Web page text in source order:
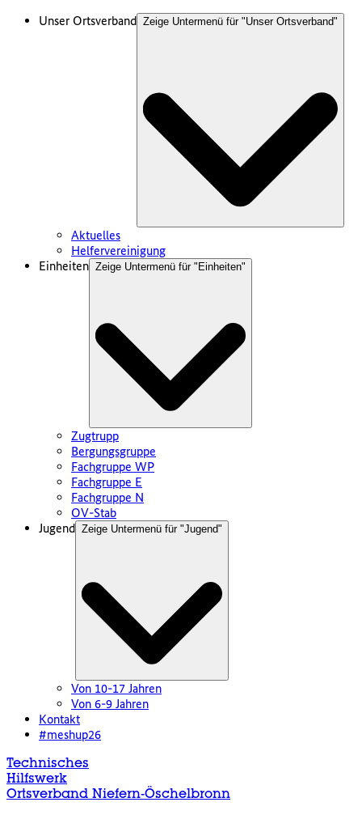
Unser Ortsverband Zeige Untermenü für "Unser Ortsverband"
Aktuelles
Helfervereinigung
Einheiten Zeige Untermenü für " Einheiten"
Zugtrupp
Bergungsgruppe
Fachgruppe WP
Fachgruppe E
Fachgruppe N
OV-Stab
Jugend Zeige Untermenü für "Jugend"
Von 10-17 Jahren
Von 6-9 Jahren
Kontakt
#meshup26
Technisches
Hilfswerk
Ortsverband Niefern-Öschelbronn